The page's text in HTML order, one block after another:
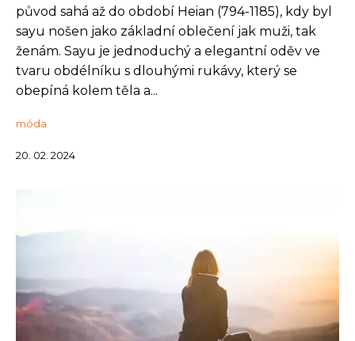
původ sahá až do období Heian (794-1185), kdy byl
sayu nošen jako základní oblečení jak muži, tak
ženám. Sayu je jednoduchý a elegantní oděv ve
tvaru obdélníku s dlouhými rukávy, který se
obepíná kolem těla a...
móda
20. 02. 2024